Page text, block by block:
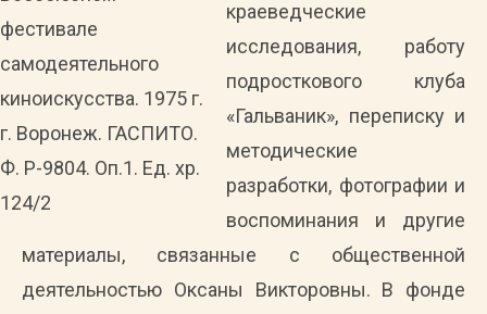
фестивале
самодеятельного
киноискусства. 1975 г.
г. Воронеж. ГАСПИТО.
Ф. Р-9804. Оп.1. Ед. хр.
124/2
краеведческие
исследования, работу
подросткового клуба
«Гальваник», переписку и
методические
разработки, фотографии и
воспоминания и другие
материалы, связанные с общественной
деятельностью Оксаны Викторовны. В фонде